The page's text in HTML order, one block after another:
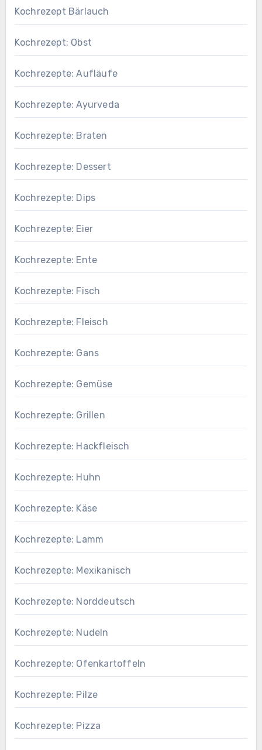
Kochrezept Bärlauch
Kochrezept: Obst
Kochrezepte: Aufläufe
Kochrezepte: Ayurveda
Kochrezepte: Braten
Kochrezepte: Dessert
Kochrezepte: Dips
Kochrezepte: Eier
Kochrezepte: Ente
Kochrezepte: Fisch
Kochrezepte: Fleisch
Kochrezepte: Gans
Kochrezepte: Gemüse
Kochrezepte: Grillen
Kochrezepte: Hackfleisch
Kochrezepte: Huhn
Kochrezepte: Käse
Kochrezepte: Lamm
Kochrezepte: Mexikanisch
Kochrezepte: Norddeutsch
Kochrezepte: Nudeln
Kochrezepte: Ofenkartoffeln
Kochrezepte: Pilze
Kochrezepte: Pizza